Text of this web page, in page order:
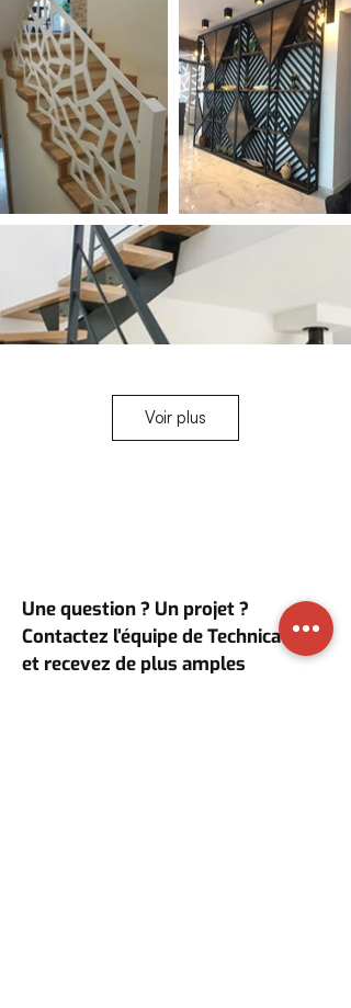
Voir plus
Une question ? Un projet ?
Contactez l’équipe de Technical ALU
et recevez de plus amples